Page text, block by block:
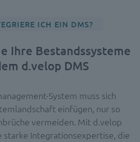
ICH EIN DMS?
Ihre Bestandssysteme
d.velop DMS
System muss sich
einfügen, nur so
vermeiden. Mit d.velop
starke Integrationsexpertise, die